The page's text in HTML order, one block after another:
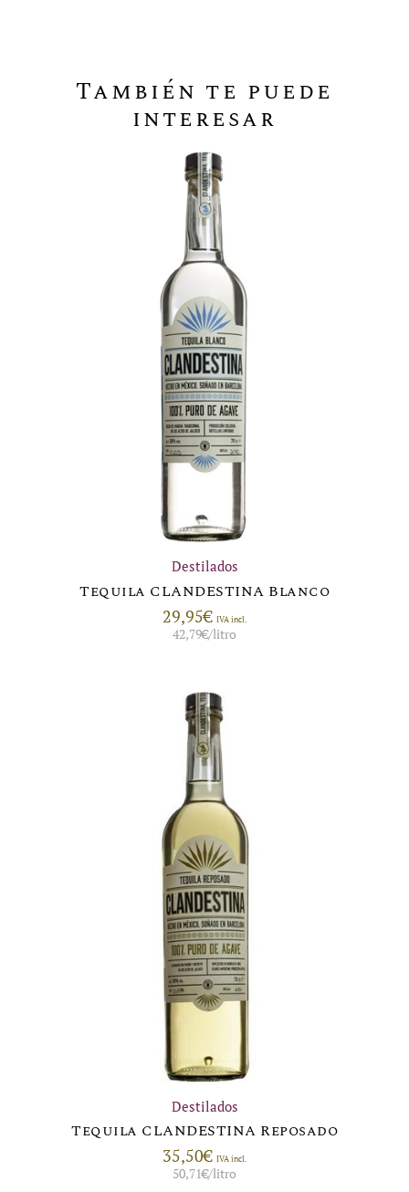
También te puede
interesar
Destilados
Tequila CLANDESTINA Blanco
29,95€ IVA incl.
42,79€/litro
Destilados
Tequila CLANDESTINA Reposado
35,50€ IVA incl.
50,71€/litro